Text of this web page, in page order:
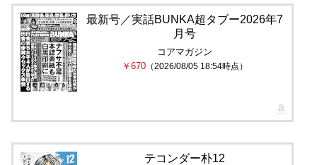
最新号／実話BUNKA超タブー2026年7
月号
コアマガジン
￥670 （2026/08/05 18:54時点）
テコンダー朴12